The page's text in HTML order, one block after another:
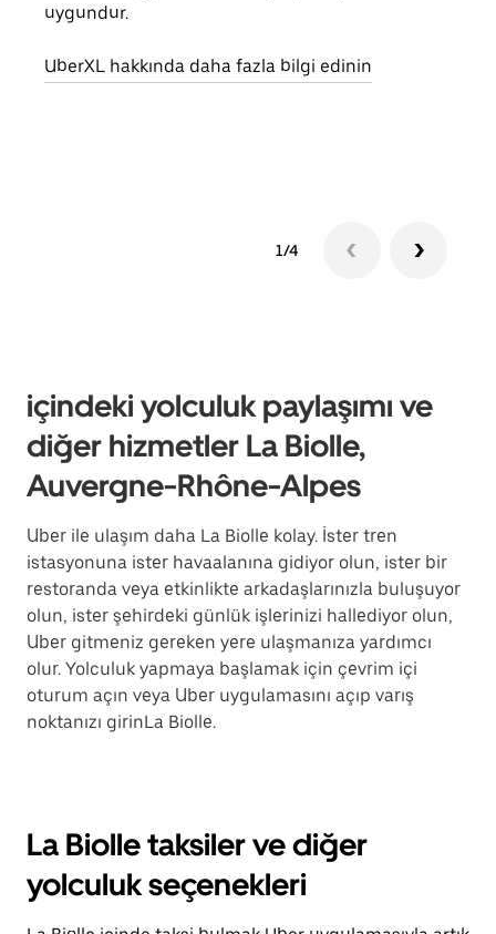
uygundur.
UberXL hakkında daha fazla bilgi edinin
1/4
içindeki yolculuk paylaşımı ve
diğer hizmetler La Biolle,
Auvergne-Rhône-Alpes
Uber ile ulaşım daha La Biolle kolay. İster tren
istasyonuna ister havaalanına gidiyor olun, ister bir
restoranda veya etkinlikte arkadaşlarınızla buluşuyor
olun, ister şehirdeki günlük işlerinizi hallediyor olun,
Uber gitmeniz gereken yere ulaşmanıza yardımcı
olur. Yolculuk yapmaya başlamak için çevrim içi
oturum açın veya Uber uygulamasını açıp varış
noktanızı girinLa Biolle.
La Biolle taksiler ve diğer
yolculuk seçenekleri